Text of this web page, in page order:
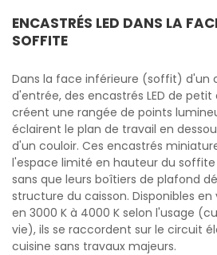
ENCASTRÉS LED DANS LA
SOFFITE
Dans la face inférieure (soffit) d'un
d'entrée, des encastrés LED de
créent une rangée de points
éclairent le plan de travail en
d'un couloir. Ces encastrés
l'espace limité en hauteur du
sans que leurs boîtiers de plafond
structure du caisson. Disponibles
en 3000 K à 4000 K selon l'usage
vie), ils se raccordent sur le circuit
cuisine sans travaux majeurs.